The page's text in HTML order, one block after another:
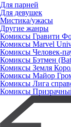
Для парней
Для девушек
Мистика/ужасы
Другие жанры
Комиксы Гравити
Комиксы Marvel
Комиксы Человек-
Комиксы Бэтмен
Комиксы Земля
Комиксы Майор
Комиксы Лига
Комиксы